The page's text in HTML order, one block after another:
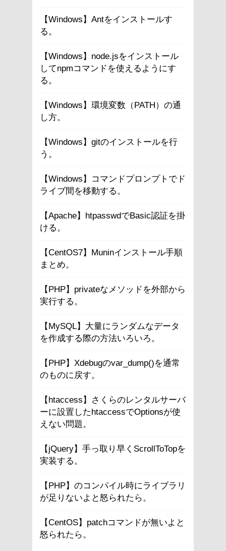
【Windows】Antをインストールす
る。
【Windows】node.jsをインストール
してnpmコマンドを使えるようにす
る。
【Windows】環境変数（PATH）の通
し方。
【Windows】gitのインストールを行
う。
【Windows】コマンドプロンプトでド
ライブ間を移動する。
【Apache】htpasswdでBasic認証を掛
ける。
【CentOS7】Muninインストール手順
まとめ。
【PHP】privateなメソッドを外部から
実行する。
【MySQL】大量にランダムなデータ
を作成する際の方法いろいろ。
【PHP】Xdebugのvar_dump()を通常
のものに戻す。
【htaccess】さくらのレンタルサーバ
ーに設置したhtaccessでOptionsが使
えない問題。
【jQuery】手っ取り早くScrollToTopを
実装する。
【PHP】のコンパイル時にライブラリ
が足りないよと怒られたら。
【CentOS】patchコマンドが無いよと
怒られたら。